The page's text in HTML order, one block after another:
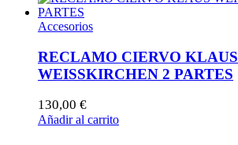
Accesorios
RECLAMO CIERVO KLAUS
WEISSKIRCHEN 2 PARTES
130,00 €
Añadir al carrito